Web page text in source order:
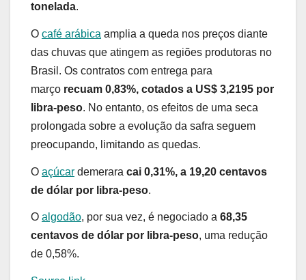
tonelada.
O café arábica amplia a queda nos preços diante
das chuvas que atingem as regiões produtoras no
Brasil. Os contratos com entrega para
março recuam 0,83%, cotados a US$ 3,2195 por
libra-peso. No entanto, os efeitos de uma seca
prolongada sobre a evolução da safra seguem
preocupando, limitando as quedas.
O açúcar demerara cai 0,31%, a 19,20 centavos
de dólar por libra-peso.
O algodão, por sua vez, é negociado a 68,35
centavos de dólar por libra-peso, uma redução
de 0,58%.